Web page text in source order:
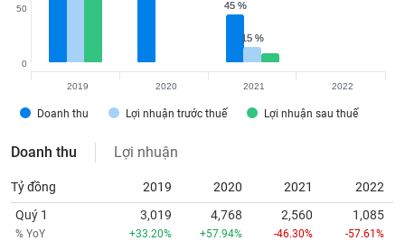
45 %
45 %
15 %
15 %
Doanh thu Lợi nhuận trước thuế Lợi nhuận sau thuế
0
50
2019 2020 2021 2022
Doanh thu Lợi nhuận
Tỷ đồng 2019 2020 2021
2022
Quý 1
% YoY
3,019
+33.20%
4,768
+57.94%
2,560
-46.30%
1,085
-57.61%